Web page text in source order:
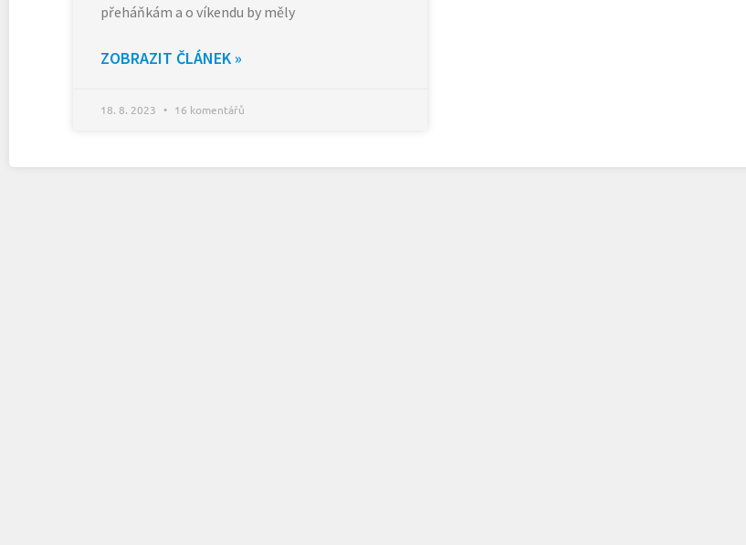
přeháňkám a o víkendu by měly
ZOBRAZIT ČLÁNEK »
18. 8. 2023 16 komentářů